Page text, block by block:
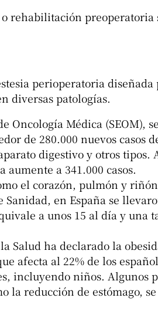
rehabilitación preoperatoria
perioperatoria diseñada
diversas patologías.
Oncología Médica (SEOM),
de 280.000 nuevos casos
digestivo y otros tipos.
a 341.000 casos.
el corazón, pulmón y
en España se
a unos 15 al día y una
Salud ha declarado la
afecta al 22% de los
incluyendo niños. Algunos
la reducción de estómago,